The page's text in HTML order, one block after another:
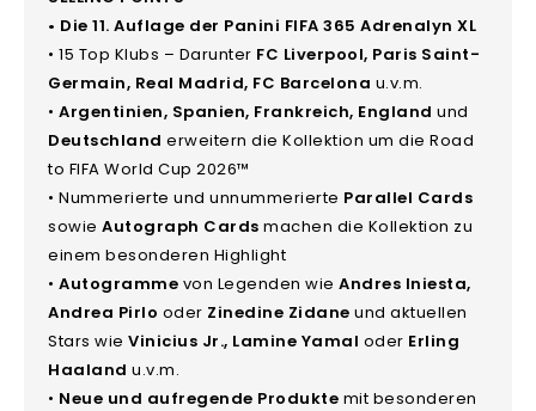
• Die 11. Auflage der Panini FIFA 365 Adrenalyn XL
• 15 Top Klubs – Darunter FC Liverpool, Paris Saint-
Germain, Real Madrid, FC Barcelona u.v.m.
•Argentinien, Spanien, Frankreich, England und
Deutschland erweitern die Kollektion um die Road
to FIFA World Cup 2026™
• Nummerierte und unnummerierte Parallel Cards
sowieAutograph Cards machen die Kollektion zu
einem besonderen Highlight
•Autogramme von Legenden wieAndres Iniesta,
Andrea Pirlo oder Zinedine Zidane und aktuellen
Stars wieVinicius Jr., Lamine Yamal oder Erling
Haaland u.v.m.
• Neue und aufregende Produkte mit besonderen